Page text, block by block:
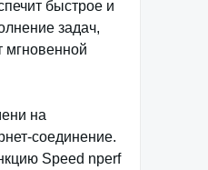
быстрое и
задач,
мгновенной
на
соединение.
Speed nperf